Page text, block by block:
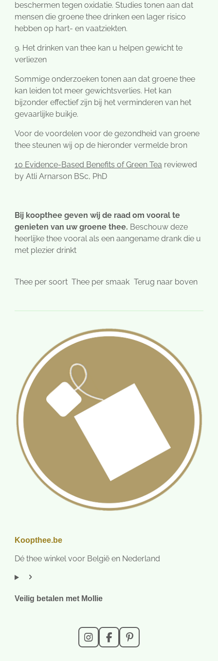
beschermen tegen oxidatie. Studies tonen aan dat
mensen die groene thee drinken een lager risico
hebben op hart- en vaatziekten.
9. Het drinken van thee kan u helpen gewicht te
verliezen
Sommige onderzoeken tonen aan dat groene thee
kan leiden tot meer gewichtsverlies. Het kan
bijzonder effectief zijn bij het verminderen van het
gevaarlijke buikje.
Voor de voordelen voor de gezondheid van groene
thee steunen wij op de hieronder vermelde bron
10 Evidence-Based Benefits of Green Tea reviewed
by Atli Arnarson BSc, PhD
Bij koopthee geven wij de raad om vooral te
genieten van uw groene thee. Beschouw deze
heerlijke thee vooral als een aangename drank die u
met plezier drinkt
Thee per soort Thee per smaak Terug naar boven
Koopthee.be
Dé thee winkel voor België en Nederland
Veilig betalen met Mollie
I
n
F
a
P
i